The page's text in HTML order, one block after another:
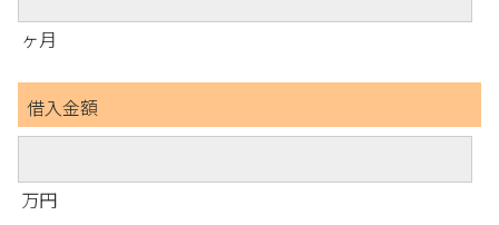
ヶ月
借入金額
万円